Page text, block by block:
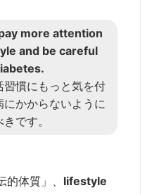
more attention
and be careful
習慣にもっと気を付
にかからないように
です。
的体質」、 lifestyle